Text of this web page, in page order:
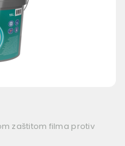
zaštitom filma protiv